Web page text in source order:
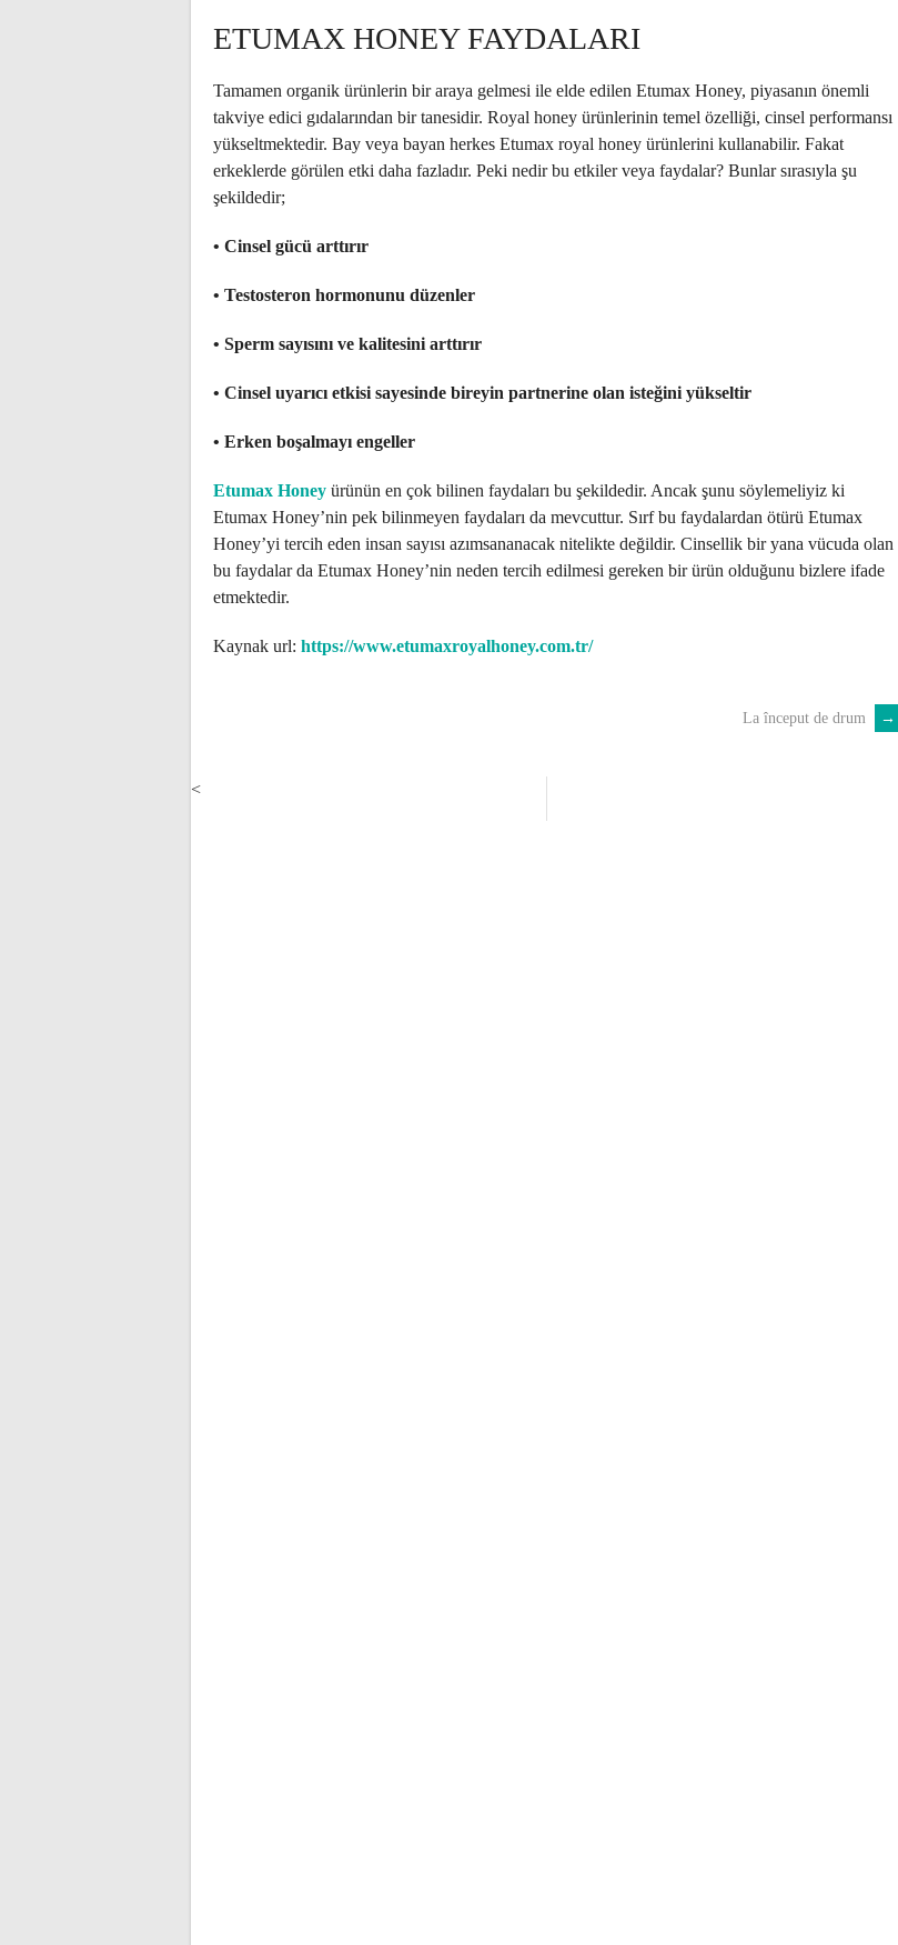
ETUMAX HONEY FAYDALARI
Tamamen organik ürünlerin bir araya gelmesi ile elde edilen Etumax Honey, piyasanın önemli
takviye edici gıdalarından bir tanesidir. Royal honey ürünlerinin temel özelliği, cinsel performansı
yükseltmektedir. Bay veya bayan herkes Etumax royal honey ürünlerini kullanabilir. Fakat
erkeklerde görülen etki daha fazladır. Peki nedir bu etkiler veya faydalar? Bunlar sırasıyla şu
şekildedir;
• Cinsel gücü arttırır
• Testosteron hormonunu düzenler
• Sperm sayısını ve kalitesini arttırır
• Cinsel uyarıcı etkisi sayesinde bireyin partnerine olan isteğini yükseltir
• Erken boşalmayı engeller
Etumax Honey ürünün en çok bilinen faydaları bu şekildedir. Ancak şunu söylemeliyiz ki
Etumax Honey’nin pek bilinmeyen faydaları da mevcuttur. Sırf bu faydalardan ötürü Etumax
Honey’yi tercih eden insan sayısı azımsananacak nitelikte değildir. Cinsellik bir yana vücuda olan
bu faydalar da Etumax Honey’nin neden tercih edilmesi gereken bir ürün olduğunu bizlere ifade
etmektedir.
Kaynak url: https://www.etumaxroyalhoney.com.tr/
La început de drum →
<